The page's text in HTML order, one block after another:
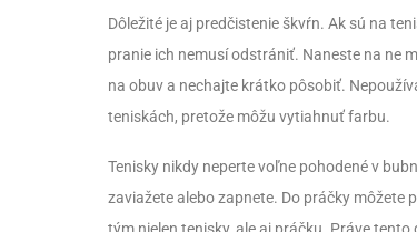
Dôležité je aj predčistenie škvŕn. Ak sú na
pranie ich nemusí odstrániť. Naneste na ne
na obuv a nechajte krátko pôsobiť.
teniskách, pretože môžu vytiahnuť farbu.
Tenisky nikdy neperte voľne pohodené v
zaviažete alebo zapnete. Do práčky môžete